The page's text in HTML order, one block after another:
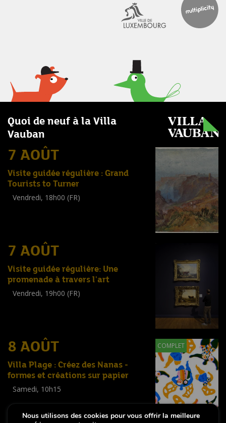
Quoi de neuf à la Villa
Vauban
7 AOÛT
Visite guidée régulière : Grand
Tourists to Turner
Vendredi, 18h00 (FR)
7 AOÛT
Visite guidée régulière: Une
promenade à travers l'art
Vendredi, 19h00 (FR)
8 AOÛT COMPLET
Villa Plage : Créez des Nanas -
formes et créations sur papier
Samedi, 10h15
Enfants Familles Adultes
Nous utilisons des cookies pour vous offrir la meilleure